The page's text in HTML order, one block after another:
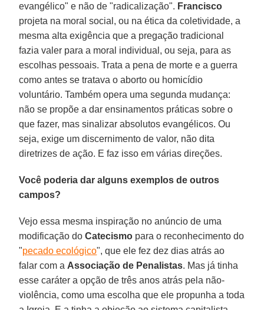
evangélico" e não de "radicalização". Francisco
projeta na moral social, ou na ética da coletividade, a
mesma alta exigência que a pregação tradicional
fazia valer para a moral individual, ou seja, para as
escolhas pessoais. Trata a pena de morte e a guerra
como antes se tratava o aborto ou homicídio
voluntário. Também opera uma segunda mudança:
não se propõe a dar ensinamentos práticas sobre o
que fazer, mas sinalizar absolutos evangélicos. Ou
seja, exige um discernimento de valor, não dita
diretrizes de ação. E faz isso em várias direções.
Você poderia dar alguns exemplos de outros
campos?
Vejo essa mesma inspiração no anúncio de uma
modificação doCatecismo para o reconhecimento do
"pecado ecológico", que ele fez dez dias atrás ao
falar com a Associação de Penalistas. Mas já tinha
esse caráter a opção de três anos atrás pela não-
violência, como uma escolha que ele propunha a toda